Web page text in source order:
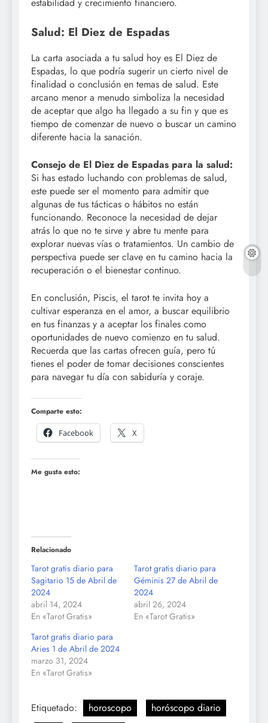
estabilidad y crecimiento financiero.
Salud: El Diez de Espadas
La carta asociada a tu salud hoy es El Diez de
Espadas, lo que podría sugerir un cierto nivel de
finalidad o conclusión en temas de salud. Este
arcano menor a menudo simboliza la necesidad
de aceptar que algo ha llegado a su fin y que es
tiempo de comenzar de nuevo o buscar un camino
diferente hacia la sanación.
Consejo de El Diez de Espadas para la salud:
Si has estado luchando con problemas de salud,
este puede ser el momento para admitir que
algunas de tus tácticas o hábitos no están
funcionando. Reconoce la necesidad de dejar
atrás lo que no te sirve y abre tu mente para
explorar nuevas vías o tratamientos. Un cambio de
perspectiva puede ser clave en tu camino hacia la
recuperación o el bienestar continuo.
En conclusión, Piscis, el tarot te invita hoy a
cultivar esperanza en el amor, a buscar equilibrio
en tus finanzas y a aceptar los finales como
oportunidades de nuevo comienzo en tu salud.
Recuerda que las cartas ofrecen guía, pero tú
tienes el poder de tomar decisiones conscientes
para navegar tu día con sabiduría y coraje.
Comparte esto:
Facebook
X
Me gusta esto:
Relacionado
Tarot gratis diario para
Sagitario 15 de Abril de
2024
abril 14, 2024
En «Tarot Gratis»
Tarot gratis diario para
Géminis 27 de Abril de
2024
abril 26, 2024
En «Tarot Gratis»
Tarot gratis diario para
Aries 1 de Abril de 2024
marzo 31, 2024
En «Tarot Gratis»
Etiquetado: horoscopo
horóscopo diario